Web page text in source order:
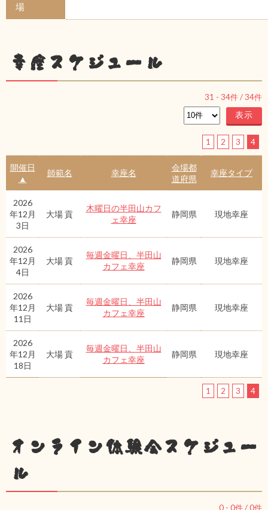
場
幸座スケジュール
31 - 34件 /34件
1 2 3 4
開催日
▲
師範名 幸座名
会場都
道府県
幸座タイプ
2026
年12月
3日
大場 貢
木曜日の半田山カフ
ェ幸座
静岡県 現地幸座
2026
年12月
4日
大場 貢
毎週金曜日、半田山
カフェ幸座
静岡県 現地幸座
2026
年12月
11日
大場 貢
毎週金曜日、半田山
カフェ幸座
静岡県 現地幸座
2026
年12月
18日
大場 貢
毎週金曜日、半田山
カフェ幸座
静岡県 現地幸座
1 2 3 4
オンライン体験会スケジュー
ル
0 - 0件 /0件